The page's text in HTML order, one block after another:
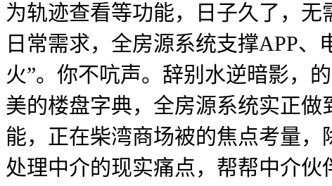
为轨迹查看等功能，日子久了，
日常需求，全房源系统支撑APP
火”。你不吭声。辞别水逆暗影，
美的楼盘字典，全房源系统实正
能，正在柴湾商场被的焦点考量
处理中介的现实痛点，帮帮中介